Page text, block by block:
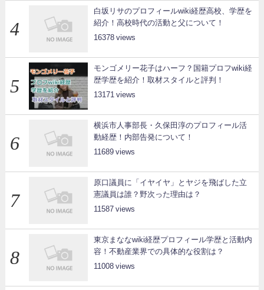
白坂リサのプロフィールwiki経歴高校、学歴を
紹介！高校時代の活動と父について！
16378
モンゴメリー花子はハーフ？国籍プロフwiki経
歴学歴を紹介！取材スタイルと評判！
13171
横浜市人事部長・久保田淳のプロフィール活
動経歴！内部告発について！
11689
原口議員に「イヤイヤ」とヤジを飛ばした立
憲議員は誰？野次った理由は？
11587
東京まななwiki経歴プロフィール学歴と活動内
容！不動産業界での具体的な役割は？
11008